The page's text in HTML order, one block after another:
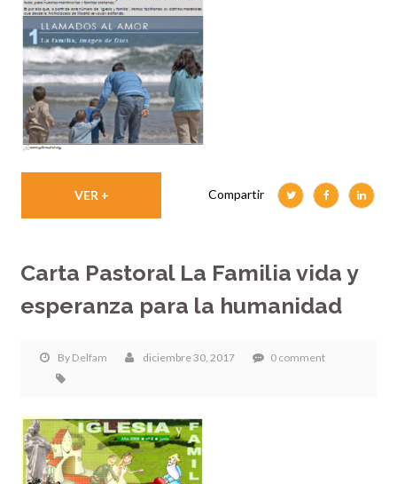
VER + Compartir
Carta Pastoral La Familia vida y
esperanza para la humanidad
By Delfam diciembre 30, 2017 0 comment